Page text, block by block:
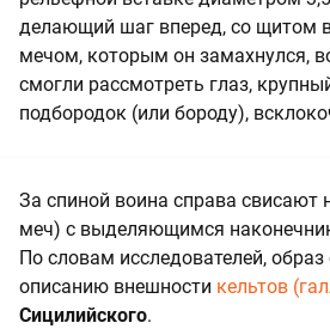
делающий шаг вперед, со щитом
мечом, которым он замахнулся,
смогли рассмотреть глаз,
подбородок (или бороду),
За спиной воина справа
меч) с выделяющимся
По словам исследователей, образ
описанию внешности кельтов
Сицилийского.